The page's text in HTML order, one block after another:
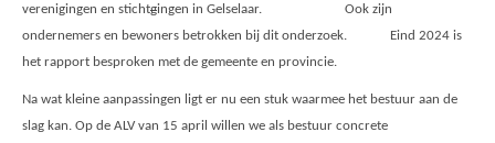
verenigingen en stichtgingen in Gelselaar. Ook zijn
ondernemers en bewoners betrokken bij dit onderzoek. Eind 2024 is
het rapport besproken met de gemeente en provincie.
Na wat kleine aanpassingen ligt er nu een stuk waarmee het bestuur aan de
slag kan. Op de ALV van 15 april willen we als bestuur concrete